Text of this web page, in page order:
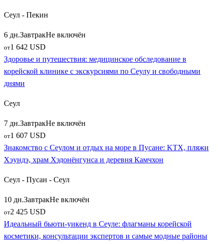
Сеул - Пекин
6 дн.ЗавтракНе включён
от1 642 USD
Здоровье и путешествия: медицинское обследование в
корейской клинике с экскурсиями по Сеулу и свободными
днями
Сеул
7 дн.ЗавтракНе включён
от1 607 USD
Знакомство с Сеулом и отдых на море в Пусане: KTX, пляжи
Хэундэ, храм Хэдонёнгунса и деревня Камчхон
Сеул - Пусан - Сеул
10 дн.ЗавтракНе включён
от2 425 USD
Идеальный бьюти‑уикенд в Сеуле: флагманы корейской
косметики, консультации экспертов и самые модные районы